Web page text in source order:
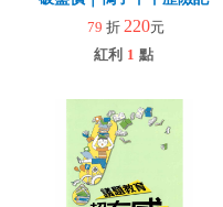
79 折 220元
紅利 1 點